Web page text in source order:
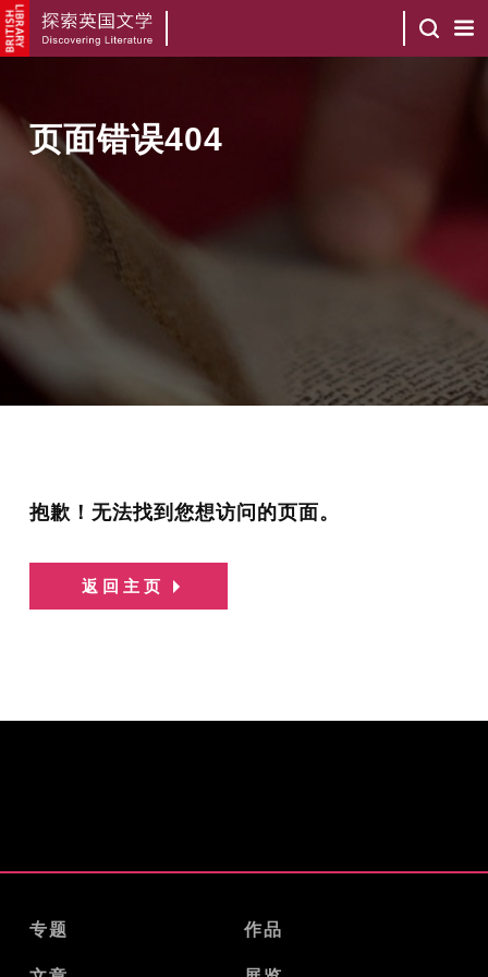
页面错误404
抱歉！无法找到您想访问的页面。
返回主页
专题 作品